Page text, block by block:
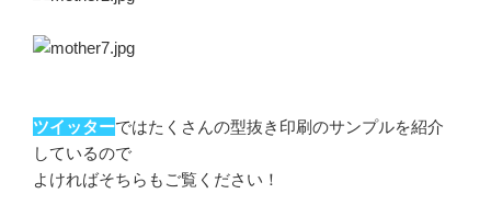
ツイッターではたくさんの型抜き印刷のサンプルを紹介
しているので
よければそちらもご覧ください！